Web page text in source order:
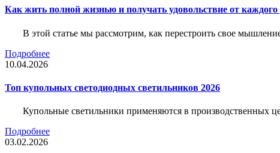
Как жить полной жизнью и получать удовольствие от каждого
В этой статье мы рассмотрим, как перестроить свое
Подробнее
10.04.2026
Топ купольных светодиодных светильников 2026
Купольные светильники применяются в производственных
Подробнее
03.02.2026